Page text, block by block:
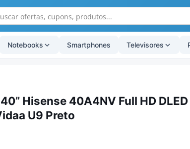
Notebooks Smartphones Televisores
Hisense 40A4NV Full HD DLED
U9 Preto